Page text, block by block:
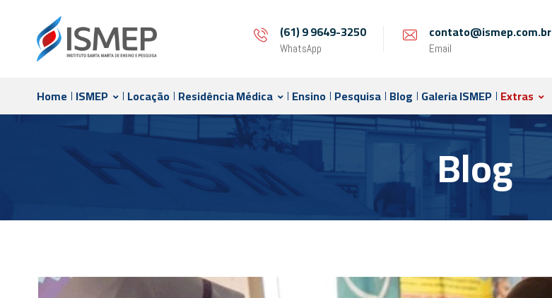
(61) 9 9649-3250
WhatsApp
contato@ismep.com.br
Email
Home ISMEP Locação Residência Médica Ensino Pesquisa Blog Galeria ISMEP Extras
Blog